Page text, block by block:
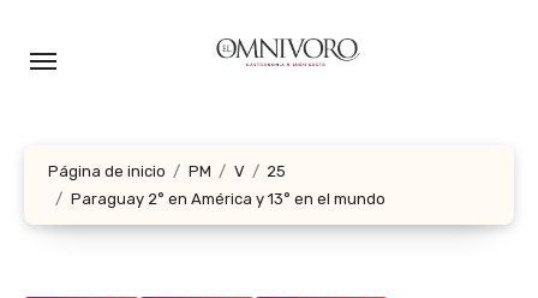
Página de inicio PM V
25
Paraguay 2° en América y 13° en el mundo